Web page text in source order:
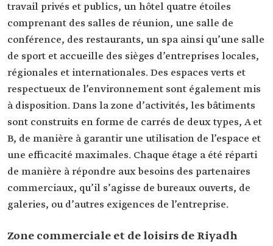
travail privés et publics, un hôtel quatre étoiles
comprenant des salles de réunion, une salle de
conférence, des restaurants, un spa ainsi qu’une salle
de sport et accueille des sièges d’entreprises locales,
régionales et internationales. Des espaces verts et
respectueux de l’environnement sont également mis
à disposition. Dans la zone d’activités, les bâtiments
sont construits en forme de carrés de deux types, A et
B, de manière à garantir une utilisation de l’espace et
une efficacité maximales. Chaque étage a été réparti
de manière à répondre aux besoins des partenaires
commerciaux, qu’il s’agisse de bureaux ouverts, de
galeries, ou d’autres exigences de l’entreprise.
Zone commerciale et de loisirs de Riyadh